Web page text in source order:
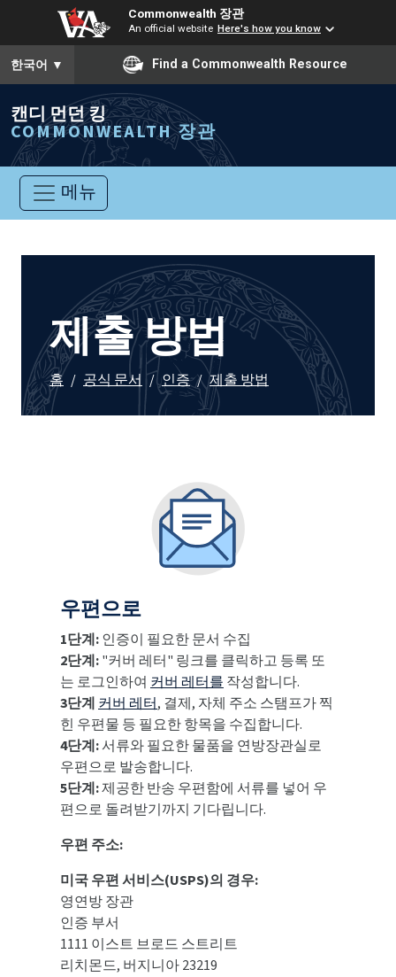
Commonwealth 장관
An official website Here's how you know
To ensure accurate screen reader translation, please ensure
한국어 ▼ Find a Commonwealth Resource
캔디 먼던 킹
COMMONWEALTH 장관
메뉴
제출 방법
홈 / 공식 문서 / 인증 / 제출 방법
우편으로
1단계:인증이 필요한 문서 수집
2단계:"커버 레터" 링크를 클릭하고 등록 또
는 로그인하여 커버 레터를작성합니다.
3단계 커버 레터, 결제, 자체 주소 스탬프가 찍
힌 우편물 등 필요한 항목을 수집합니다.
4단계:서류와 필요한 물품을 연방장관실로
우편으로 발송합니다.
5단계:제공한 반송 우편함에 서류를 넣어 우
편으로 돌려받기까지 기다립니다.
우편 주소:
미국 우편 서비스(USPS)의 경우:
영연방 장관
인증 부서
1111 이스트 브로드 스트리트
리치몬드, 버지니아 23219